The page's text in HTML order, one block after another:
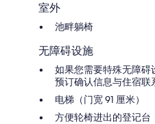
室外
池畔躺椅
无障碍设施
如果您需要特殊无障碍
预订确认信息与住宿联
电梯（门宽 91 厘米）
方便轮椅进出的登记台